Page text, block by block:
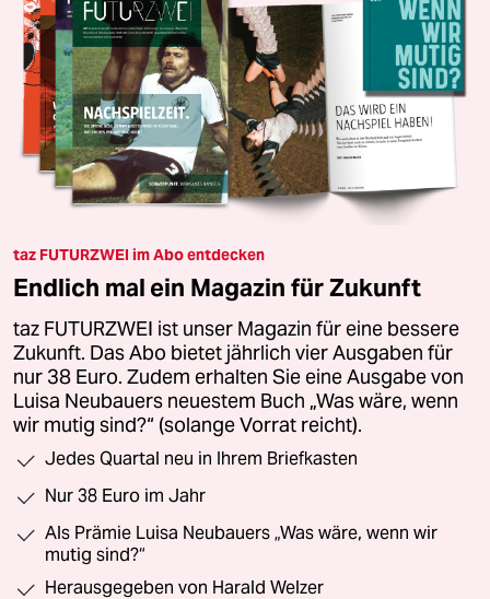
taz FUTURZWEI im Abo entdecken
Endlich mal ein Magazin für Zukunft
taz FUTURZWEI ist unser Magazin für eine bessere
Zukunft. Das Abo bietet jährlich vier Ausgaben für
nur 38 Euro. Zudem erhalten Sie eine Ausgabe von
Luisa Neubauers neuestem Buch „Was wäre, wenn
wir mutig sind?“ (solange Vorrat reicht).
Jedes Quartal neu in Ihrem Briefkasten
Nur 38 Euro im Jahr
Als Prämie Luisa Neubauers „Was wäre, wenn wir
mutig sind?“
Herausgegeben von Harald Welzer